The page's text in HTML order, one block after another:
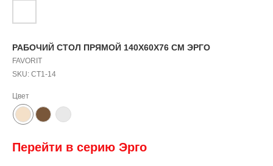
РАБОЧИЙ СТОЛ ПРЯМОЙ 140Х60Х76 СМ ЭРГО
FAVORIT
SKU: СТ1-14
Цвет
Перейти в серию Эрго